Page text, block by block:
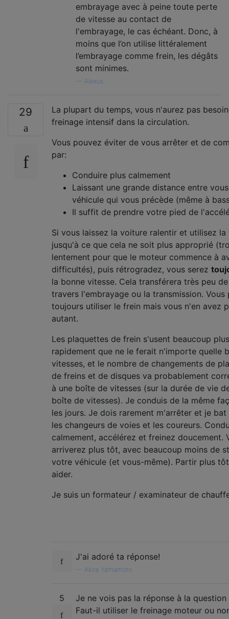
embrayage avec à peine toute perte
de vitesse au contact de
l'embrayage, le cas échéant. Donc, à
moins que l’on utilise littéralement
l’embrayage comme frein, les dégâts
sont minimes.
Alexus
29
La plupart du temps, vous n'aurez pas
freinage intensif dans la circulation.
Vous pouvez éviter de vous arrêter et de
par:
Conduire plus calmement
Laissant une grande distance entre
véhicule qui vous précède (même à
Il suffit de prendre votre pied de
Si vous laissez la voiture ralentir et utilisez la
jusqu'à ce que cela ne soit plus approprié
lentement pour que le moteur commence à
difficultés), puis rétrogradez, vous serez
la bonne vitesse. Cela transférera très peu
travers l'embrayage ou la transmission. Vous
toujours utiliser le frein mais vous n'en avez
autant.
Les plaquettes de frein s'usent beaucoup plus
rapidement que ne le ferait n'importe quelle
vitesses, et le nombre de changements de
de freins et de disques va probablement
à une boîte de vitesses (sur la durée de vie
boîte de vitesses). Je conduis de la même
les jours. Je dois rarement m'arrêter et je
les changeurs de voies et les coureurs.
calmement, accélérez et freinez doucement.
arriverez plus tôt, avec beaucoup moins de
votre véhicule (et vous-même). Partir plus
aider.
Je suis un formateur / examinateur de
J'ai adoré ta réponse!
Akira Yamamoto
5
Je ne vois pas la réponse à la question
Faut-il utiliser le freinage moteur ou